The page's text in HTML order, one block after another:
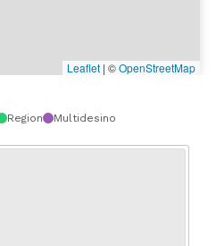
Leaflet | ©OpenStreetMap
Region Multidesino